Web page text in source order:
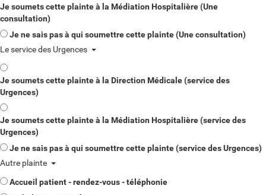
Je soumets cette plainte à la Médiation Hospitalière (Une
consultation)
Je ne sais pas à qui soumettre cette plainte (Une consultation)
Le service des Urgences
Je soumets cette plainte à la Direction Médicale (service des
Urgences)
Je soumets cette plainte à la Médiation Hospitalière (service des
Urgences)
Je ne sais pas à qui soumettre cette plainte (service des Urgences)
Autre plainte
Accueil patient - rendez-vous - téléphonie